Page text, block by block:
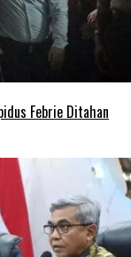
Febrie Ditahan